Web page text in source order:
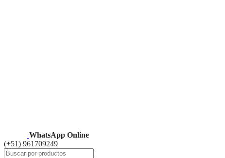
WhatsApp Online
(+51) 961709249